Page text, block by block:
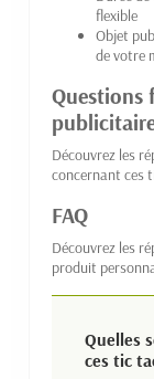
flexible
Objet
de votre
Questions
Découvrez les
concernant ces
FAQ
Découvrez les
produit
Quelles
ces tic